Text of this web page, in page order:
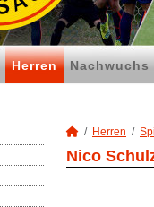
Herren Nachwuchs
Herren
Nico